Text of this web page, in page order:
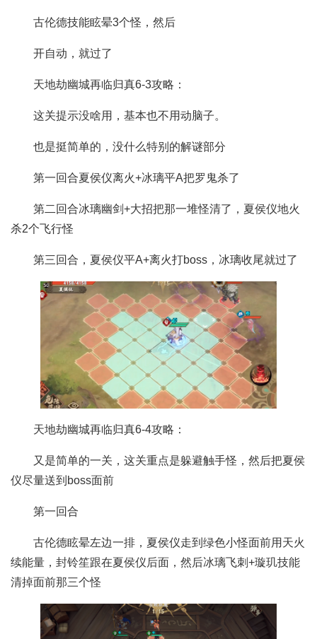
古伦德技能眩晕3个怪，然后
开自动，就过了
天地劫幽城再临归真6-3攻略：
这关提示没啥用，基本也不用动脑子。
也是挺简单的，没什么特别的解谜部分
第一回合夏侯仪离火+冰璃平A把罗鬼杀了
第二回合冰璃幽剑+大招把那一堆怪清了，夏侯仪地火
杀2个飞行怪
第三回合，夏侯仪平A+离火打boss，冰璃收尾就过了
天地劫幽城再临归真6-4攻略：
又是简单的一关，这关重点是躲避触手怪，然后把夏侯
仪尽量送到boss面前
第一回合
古伦德眩晕左边一排，夏侯仪走到绿色小怪面前用天火
续能量，封铃笙跟在夏侯仪后面，然后冰璃飞刺+璇玑技能
清掉面前那三个怪